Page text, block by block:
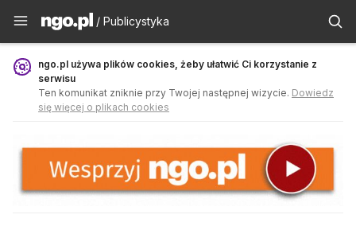
Publicystyka - ngo.pl
/ Publicystyka
ngo.pl używa plików cookies, żeby ułatwić Ci korzystanie z
serwisu
Ten komunikat zniknie przy Twojej następnej wizycie. Dowiedz
się więcej o plikach cookies